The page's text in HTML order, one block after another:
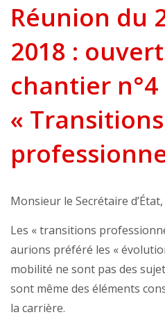
Réunion du
2018 :
chantier n°4
« Transitions
Monsieur le Secrétaire d’État,
Les « transitions
aurions préféré les «
mobilité ne sont pas des
sont même des éléments
la carrière.